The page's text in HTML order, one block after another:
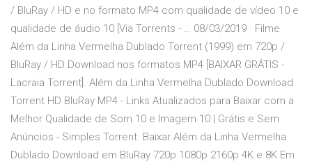
/ BluRay / HD e no formato MP4 com qualidade de vídeo 10 e
qualidade de áudio 10 [Via Torrents - … 08/03/2019 · Filme
Além da Linha Vermelha Dublado Torrent (1999) em 720p /
BluRay / HD Download nos formatos MP4 [BAIXAR GRÁTIS -
Lacraia Torrent]. Além da Linha Vermelha Dublado Download
Torrent HD BluRay MP4 - Links Atualizados para Baixar com a
Melhor Qualidade de Som 10 e Imagem 10 | Grátis e Sem
Anúncios - Simples Torrent. Baixar Além da Linha Vermelha
Dublado Download em BluRay 720p 1080p 2160p 4K e 8K Em